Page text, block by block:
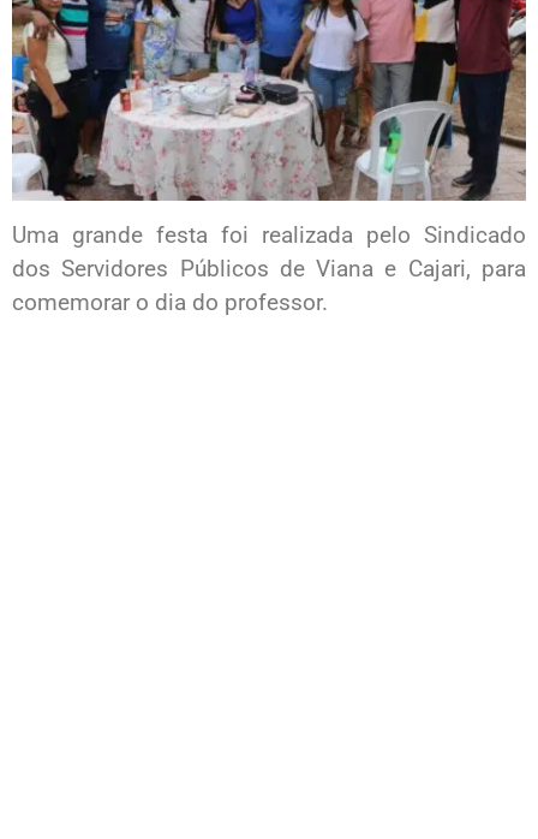
Uma grande festa foi realizada pelo Sindicado
dos Servidores Públicos de Viana e Cajari, para
comemorar o dia do professor.